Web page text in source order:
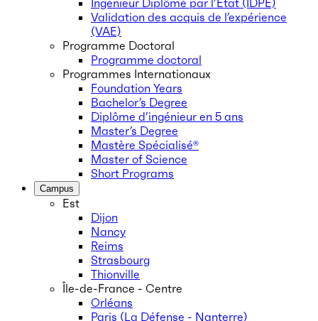
Ingénieur Diplômé par l’État (IDPE)
Validation des acquis de l’expérience
(VAE)
Programme Doctoral
Programme doctoral
Programmes Internationaux
Foundation Years
Bachelor’s Degree
Diplôme d’ingénieur en 5 ans
Master’s Degree
Mastère Spécialisé®
Master of Science
Short Programs
Campus
Est
Dijon
Nancy
Reims
Strasbourg
Thionville
Île-de-France - Centre
Orléans
Paris (La Défense - Nanterre)